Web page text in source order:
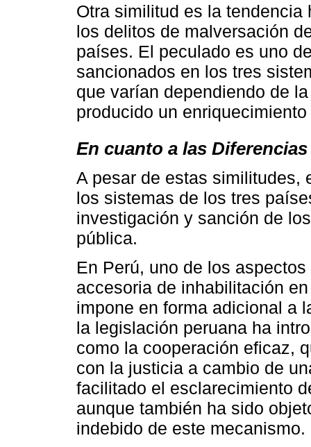
Otra similitud es la
los delitos de malversación
países. El peculado es uno
sancionados en los tres
que varían dependiendo de
producido un
En cuanto a las
A pesar de estas similitudes,
los sistemas de los tres
investigación y sanción de
pública.
En Perú, uno de los
accesoria de inhabilitación
impone en forma adicional a
la legislación peruana ha
como la cooperación eficaz,
con la justicia a cambio de
facilitado el esclarecimiento
aunque también ha sido
indebido de este mecanismo.